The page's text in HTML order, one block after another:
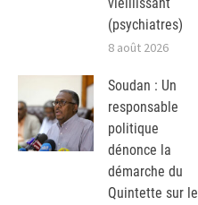
(psychiatres)
8 août 2026
Soudan : Un
responsable
politique
dénonce la
démarche du
Quintette sur le